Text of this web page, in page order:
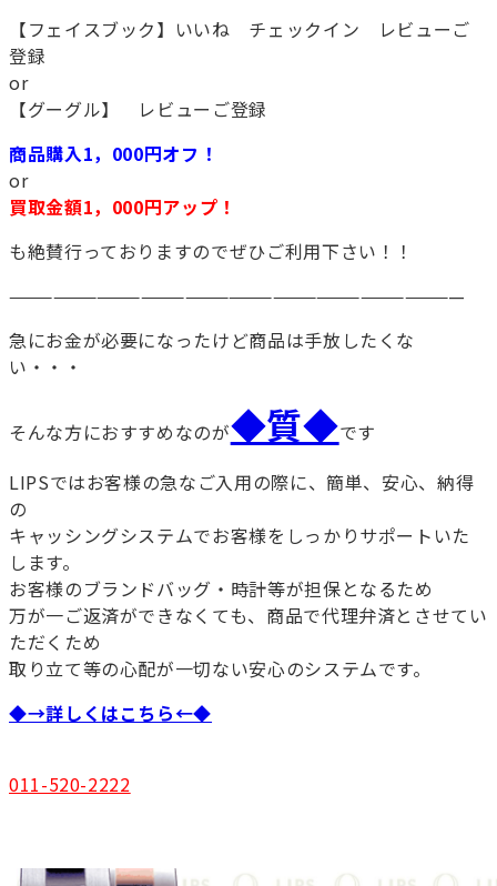
【フェイスブック】いいね チェックイン レビューご
登録
or
【グーグル】 レビューご登録
商品購入1，000円オフ！
or
買取金額1，000円アップ！
も絶賛行っておりますのでぜひご利用下さい！！
———————————————————————————————
急にお金が必要になったけど商品は手放したくな
い・・・
そんな方におすすめなのが◆質◆です
LIPSではお客様の急なご入用の際に、簡単、安心、納得
の
キャッシングシステムでお客様をしっかりサポートいた
します。
お客様のブランドバッグ・時計等が担保となるため
万が一ご返済ができなくても、商品で代理弁済とさせてい
ただくため
取り立て等の心配が一切ない安心のシステムです。
◆→詳しくはこちら←◆
011-520-2222